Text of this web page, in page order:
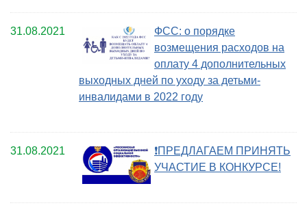
31.08.2021
ФСС: о порядке
возмещения расходов на
оплату 4 дополнительных
выходных дней по уходу за детьми-
инвалидами в 2022 году
31.08.2021
❗ПРЕДЛАГАЕМ ПРИНЯТЬ
УЧАСТИЕ В КОНКУРСЕ!